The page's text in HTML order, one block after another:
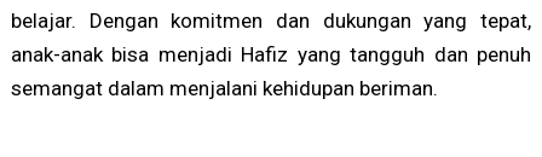
belajar. Dengan komitmen dan dukungan yang tepat,
anak-anak bisa menjadi Hafiz yang tangguh dan penuh
semangat dalam menjalani kehidupan beriman.